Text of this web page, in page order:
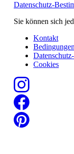
Datenschutz-
Sie können sich
Kontakt
Bedingungen
Cookies